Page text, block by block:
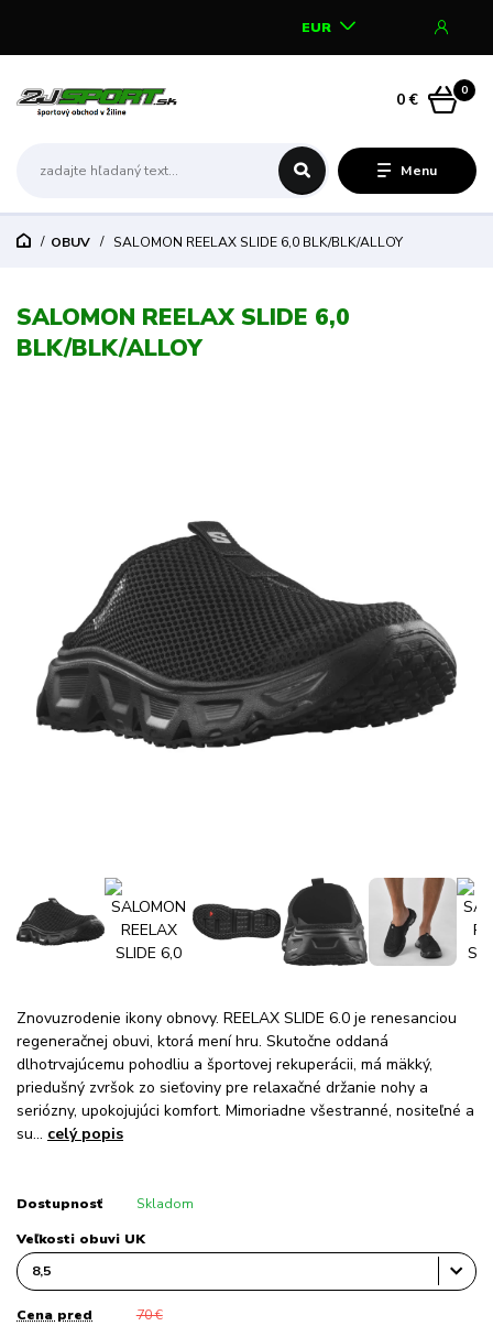
Menu
EUR
0
0 €
OBUV SALOMON REELAX SLIDE 6,0 BLK/BLK/ALLOY
SALOMON REELAX SLIDE 6,0
BLK/BLK/ALLOY
Znovuzrodenie ikony obnovy. REELAX SLIDE 6.0 je renesanciou
regeneračnej obuvi, ktorá mení hru. Skutočne oddaná
dlhotrvajúcemu pohodliu a športovej rekuperácii, má mäkký,
priedušný zvršok zo sieťoviny pre relaxačné držanie nohy a
seriózny, upokojujúci komfort. Mimoriadne všestranné, nositeľné a
su... celý popis
Dostupnosť Skladom
Veľkosti obuvi UK
Cena pred
70 €